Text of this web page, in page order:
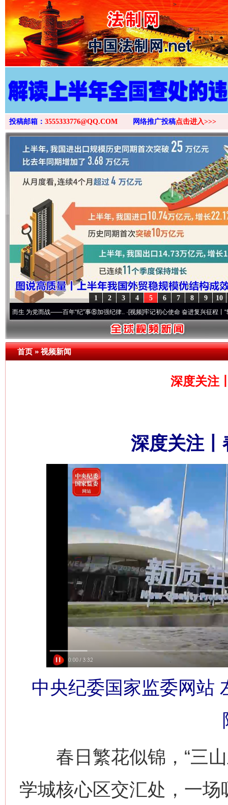
>
投稿邮箱： 3555333776@QQ.COM 网络推广投稿点击进入>>>
10
9
8
7
6
5
4
3
2
1
而战——百年“纪”事⑧加强纪律..·[视频]牢记初心使命 奋进复兴征程丨“转折之城”激
首页»视频新闻
深度关注
深度关注
中央纪委国家监委网站
春日繁花似锦，“三山
学城核心区交汇处，一